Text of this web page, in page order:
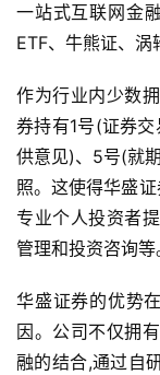
一站式互联网金
ETF、牛熊证、涡
作为行业内少数
券持有1号(证券
供意见)、5号(就
照。这使得华盛
专业个人投资者
管理和投资咨询等
华盛证券的优势
因。公司不仅拥
融的结合,通过自